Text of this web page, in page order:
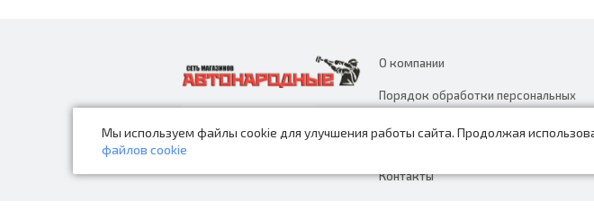
Мы используем файлы cookie для улучшения работы сайта. Продолжая
файлов cookie
О компании
Порядок обработки персональных
данных
Контакты